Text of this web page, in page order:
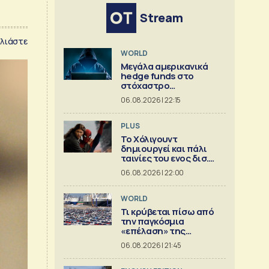
Stream
WORLD
Μεγάλα αμερικανικά
hedge funds στο
στόχαστρο
κυβερνοεπιθέσεων
06.08.2026 | 22:15
PLUS
Το Χόλιγουντ
δημιουργεί και πάλι
ταινίες του ενος δισ.
δολ.
06.08.2026 | 22:00
WORLD
Τι κρύβεται πίσω από
την παγκόσμια
«επέλαση» της
κινεζικής
αυτοκινητοβιομηχανίας
06.08.2026 | 21:45